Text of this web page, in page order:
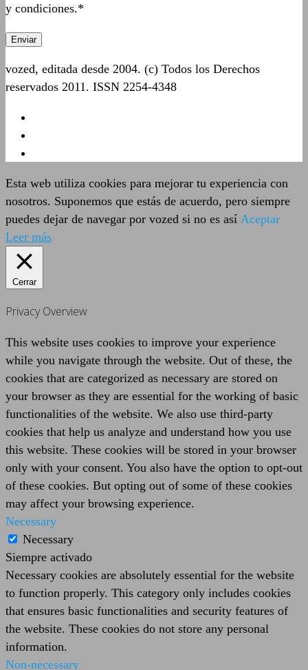
y condiciones.*
vozed, editada desde 2004. (c) Todos los Derechos
reservados 2011. ISSN 2254-4348
Esta web utiliza cookies para mejorar tu experiencia con
nosotros. Suponemos que estás de acuerdo, pero siempre
puedes dejar de navegar por vozed si no es así Aceptar
Leer más
Cerrar
Privacy Overview
This website uses cookies to improve your experience
while you navigate through the website. Out of these, the
cookies that are categorized as necessary are stored on
your browser as they are essential for the working of basic
functionalities of the website. We also use third-party
cookies that help us analyze and understand how you use
this website. These cookies will be stored in your browser
only with your consent. You also have the option to opt-out
of these cookies. But opting out of some of these cookies
may affect your browsing experience.
Necessary
Necessary
Siempre activado
Necessary cookies are absolutely essential for the website
to function properly. This category only includes cookies
that ensures basic functionalities and security features of
the website. These cookies do not store any personal
information.
Non-necessary